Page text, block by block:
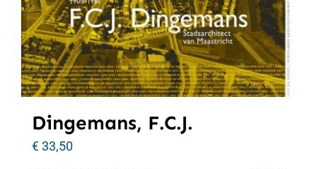
Dingemans, F.C.J.
€33,50